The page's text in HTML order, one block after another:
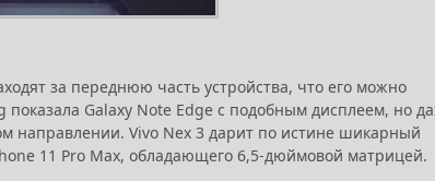
за переднюю часть устройства, что его можно
Galaxy Note Edge с подобным дисплеем, но
направлении. Vivo Nex 3 дарит по истине шикарный
11 Pro Max, обладающего 6,5-дюймовой матрицей.